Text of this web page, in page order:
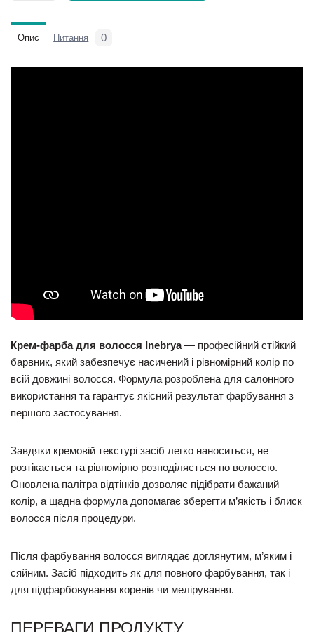
Опис Питання 0
Крем-фарба для волосся Inebrya— професійний стійкий
барвник, який забезпечує насичений і рівномірний колір по
всій довжині волосся. Формула розроблена для салонного
використання та гарантує якісний результат фарбування з
першого застосування.
Завдяки кремовій текстурі засіб легко наноситься, не
розтікається та рівномірно розподіляється по волоссю.
Оновлена палітра відтінків дозволяє підібрати бажаний
колір, а щадна формула допомагає зберегти м’якість і блиск
волосся після процедури.
Після фарбування волосся виглядає доглянутим, м’яким і
сяйним. Засіб підходить як для повного фарбування, так і
для підфарбовування коренів чи мелірування.
ПЕРЕВАГИ ПРОДУКТУ